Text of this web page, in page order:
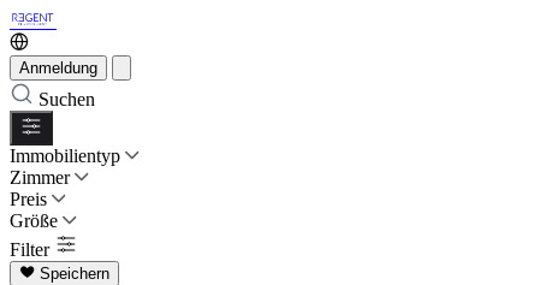
Anmeldung
Suchen
Immobilientyp
Zimmer
Preis
Größe
Filter
Speichern